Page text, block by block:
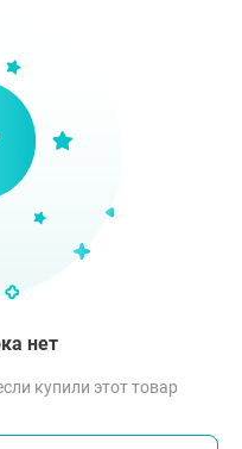
нет
купили этот товар